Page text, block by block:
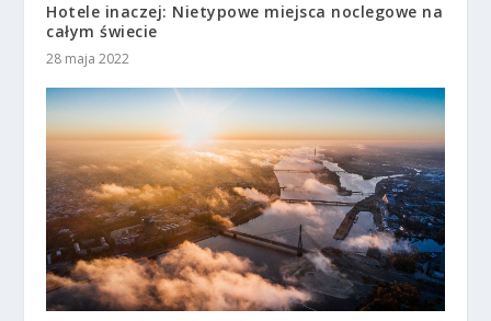
Hotele inaczej: Nietypowe miejsca noclegowe na
całym świecie
28 maja 2022